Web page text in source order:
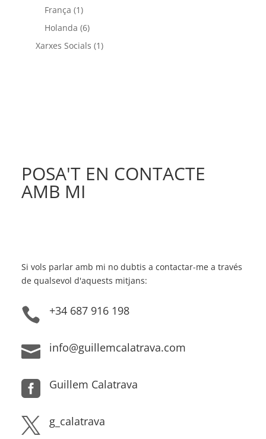
França (1)
Holanda (6)
Xarxes Socials (1)
POSA'T EN CONTACTE
AMB MI
Si vols parlar amb mi no dubtis a contactar-me a través
de qualsevol d'aquests mitjans:
 +34 687 916 198
 info@guillemcalatrava.com
 Guillem Calatrava
 g_calatrava